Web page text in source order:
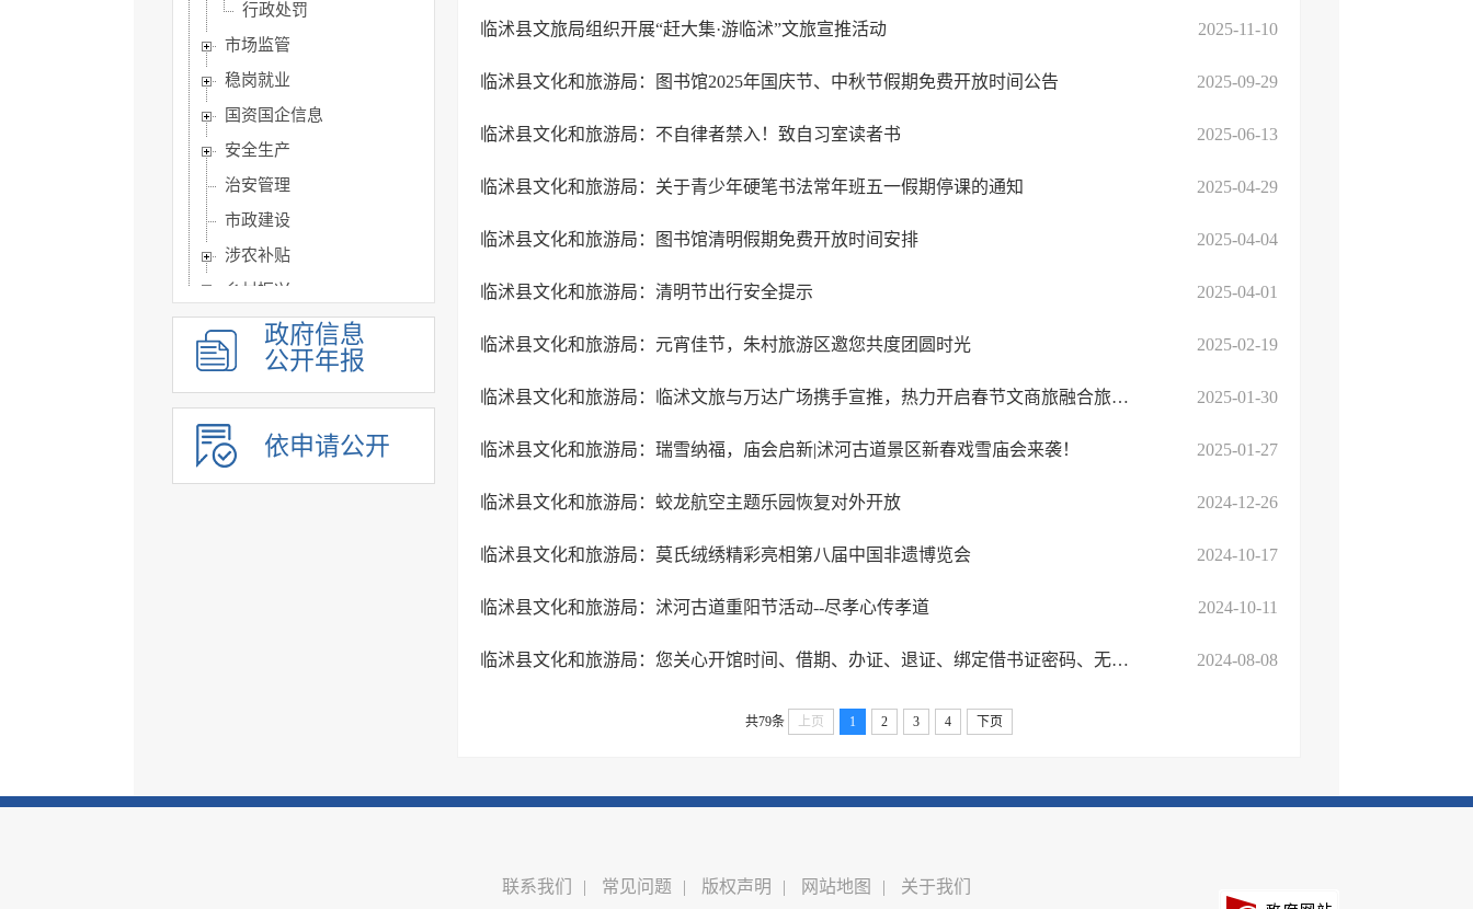
行政处罚
市场监管
稳岗就业
国资国企信息
安全生产
治安管理
市政建设
涉农补贴
乡村振兴
人事信息
建议提案办理
政务公开保障机制
公共企事业单位信息公开
政府信息
公开年报
依申请公开
临沭县文旅局组织开展“赶大集·游临沭”文旅宣推活动 2025-11-10
临沭县文化和旅游局：图书馆2025年国庆节、中秋节假期免费开放时间公告 2025-09-29
临沭县文化和旅游局：不自律者禁入！致自习室读者书 2025-06-13
临沭县文化和旅游局：关于青少年硬笔书法常年班五一假期停课的通知 2025-04-29
临沭县文化和旅游局：图书馆清明假期免费开放时间安排 2025-04-04
临沭县文化和旅游局：清明节出行安全提示 2025-04-01
临沭县文化和旅游局：元宵佳节，朱村旅游区邀您共度团圆时光 2025-02-19
临沭县文化和旅游局：临沭文旅与万达广场携手宣推，热力开启春节文商旅融合旅游季 2025-01-30
临沭县文化和旅游局：瑞雪纳福，庙会启新|沭河古道景区新春戏雪庙会来袭！ 2025-01-27
临沭县文化和旅游局：蛟龙航空主题乐园恢复对外开放 2024-12-26
临沭县文化和旅游局：莫氏绒绣精彩亮相第八届中国非遗博览会 2024-10-17
临沭县文化和旅游局：沭河古道重阳节活动--尽孝心传孝道 2024-10-11
临沭县文化和旅游局：您关心开馆时间、借期、办证、退证、绑定借书证密码、无线密码， ... 2024-08-08
共79条 上页 1 2 3 4 下页
联系我们 | 常见问题 | 版权声明 | 网站地图 | 关于我们